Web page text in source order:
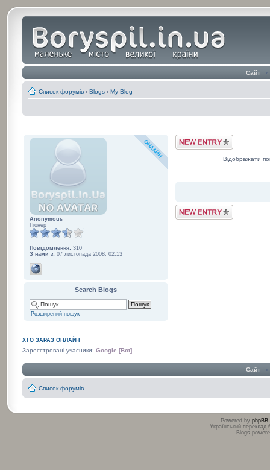
Сайт ‹
Список форумів ‹ Blogs ‹ My Blog
Anonymous
Піонер
Повідомлення: 310
З нами з: 07 листопада 2008, 02:13
Search Blogs
Розширений пошук
Post a Blog Entry
Відображати
Post a Blog Entry
ХТО ЗАРАЗ ОНЛАЙН
Зареєстровані учасники: Google [Bot]
Сайт ‹
Список форумів
Powered by phpBB
Український
Blogs